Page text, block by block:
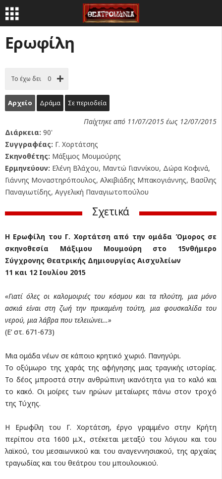
Ερωφίλη
Το έχω δει 0
Αρχείο Δράμα Σε περιοδεία
Παίχτηκε από 11/07/2015 έως 12/07/2015
Διάρκεια: 90'
Συγγραφέας: Γ. Χορτάτσης
Σκηνοθέτης: Μάξιμος Μουμούρης
Ερμηνεύουν: Ελένη Βλάχου, Μαντώ Γιαννίκου, Δώρα Κοφινά,
Γιάννης Μοναστηρόπουλος, Αλκιβιάδης Μπακογιάννης, Βασίλης
Παναγιωτίδης, Αγγελική Παναγιωτοπούλου
Σχετικά
Η Ερωφίλη του Γ. Χορτάτση από την ομάδα Όμορος σε
σκηνοθεσία Μάξιμου Μουμούρη στο 15νθήμερο
Σύγχρονης Θεατρικής Δημιουργίας Αισχυλείων
11 και 12 Ιουλίου 2015
«Γιατί όλες οι καλομοιριές του κόσμου και τα πλούτη, μια μόνο
ασκιά είναι στη ζωή την πρικαμένη τούτη, μια φουσκαλίδα του
νερού, μια λάβρα που τελειώνει…»
(Ε’ στ. 671-673)
Μια ομάδα νέων σε κάποιο κρητικό χωριό. Πανηγύρι.
Το οξύμωρο της χαράς της αφήγησης μιας τραγικής ιστορίας.
Το δέος μπροστά στην ανθρώπινη ικανότητα για το καλό και
το κακό. Οι μοίρες των ηρώων μεταίωρες πάνω στον τροχό
της Τύχης.
Η Ερωφίλη του Γ. Χορτάτση, έργο γραμμένο στην Κρήτη
περίπου στα 1600 μ.Χ., στέκεται μεταξύ του λόγιου και του
λαϊκού, του μεσαιωνικού και του αναγεννησιακού, της αρχαίας
τραγωδίας και του θεάτρου του μπουλουκιού.